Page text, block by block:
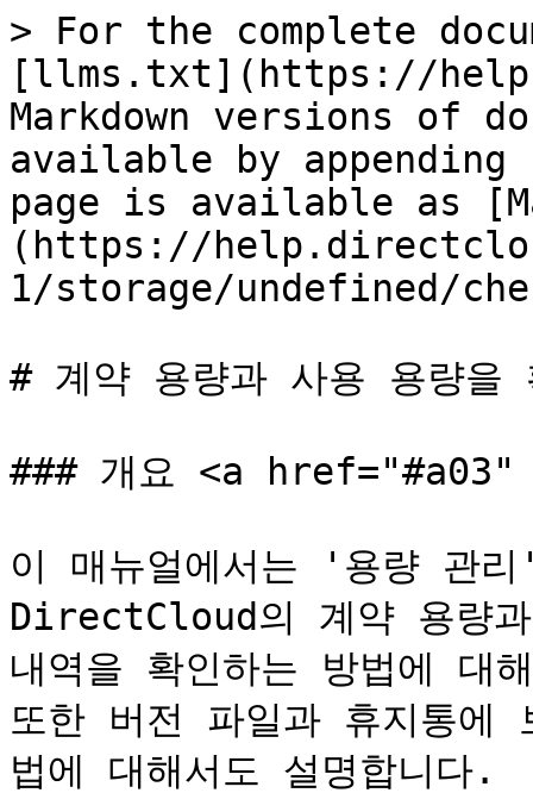
> For the complete
[llms.txt](https://
Markdown versions of
available by
page is available as
(https://
1/storage/undefined/
# 계약 용량과 사용 용량을
### 개요 <a
이 매뉴얼에서는 '용량 관
DirectCloud의 계약 용량
내역을 확인하는 방법에 대
또한 버전 파일과 휴지통에
법에 대해서도 설명합니다.